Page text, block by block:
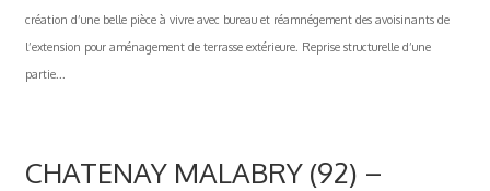
création d’une belle pièce à vivre avec bureau et réamnégement des avoisinants de
l’extension pour aménagement de terrasse extérieure. Reprise structurelle d’une
partie...
CHATENAY MALABRY (92) –